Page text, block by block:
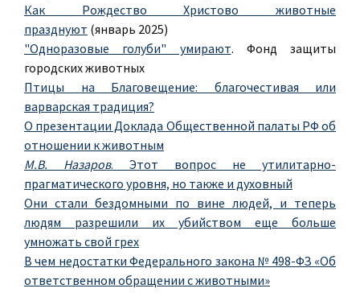
Как Рождество Христово животные
празднуют (январь 2025)
"Одноразовые голуби" умирают. Фонд защиты
городских животных
Птицы на Благовещение: благочестивая или
варварская традиция?
О презентации Доклада Общественной палаты РФ об
отношении к животным
М.В. Назаров. Этот вопрос не утилитарно-
прагматического уровня, но также и духовный
Они стали бездомными по вине людей, и теперь
людям разрешили их убийством еще больше
умножать свой грех
В чем недостатки Федерального закона № 498-ФЗ «Об
ответственном обращении с животными»